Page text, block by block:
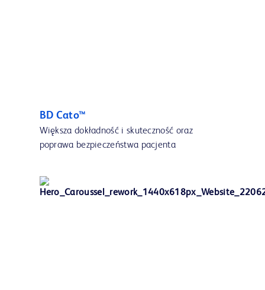
BD Cato™
Większa dokładność i skuteczność oraz
poprawa bezpieczeństwa pacjenta